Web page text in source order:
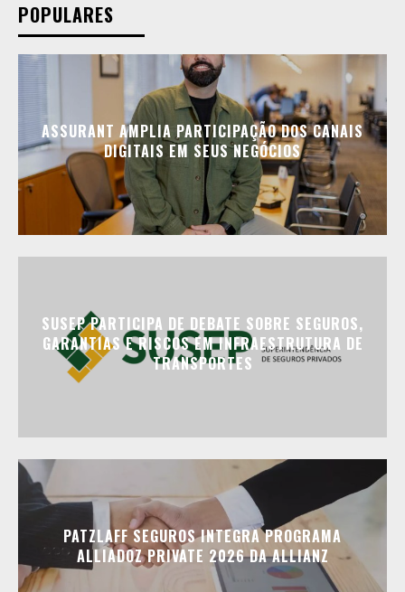
POPULARES
ASSURANT AMPLIA PARTICIPAÇÃO DOS CANAIS
DIGITAIS EM SEUS NEGÓCIOS
SUSEP PARTICIPA DE DEBATE SOBRE SEGUROS,
GARANTIAS E RISCOS EM INFRAESTRUTURA DE
TRANSPORTES
PATZLAFF SEGUROS INTEGRA PROGRAMA
ALLIADOZ PRIVATE 2026 DA ALLIANZ